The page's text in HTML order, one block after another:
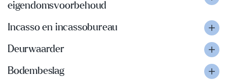
eigendomsvoorbehoud
Incasso en incassobureau
Deurwaarder
Bodembeslag